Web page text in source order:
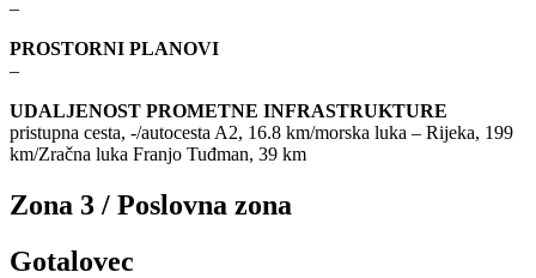
–
PROSTORNI PLANOVI
–
UDALJENOST PROMETNE INFRASTRUKTURE
pristupna cesta, -/autocesta A2, 16.8 km/morska luka – Rijeka, 199
km/Zračna luka Franjo Tuđman, 39 km
Zona 3 / Poslovna zona
Gotalovec